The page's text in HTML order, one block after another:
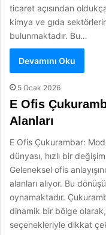
ticaret açısından
kimya ve gıda
bulunmaktadır. Bu…
Devamını Oku
5 Ocak 2026
E Ofis
Alanları
E Ofis Çukurambar:
dünyası, hızlı bir
Geleneksel ofis
alanları alıyor. Bu
oynamaktadır.
dinamik bir bölge
seçenekleriyle dikkat